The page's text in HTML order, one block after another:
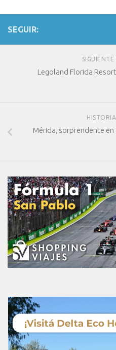
SEGUIR:
Legoland Florida
Mérida, sorprendente